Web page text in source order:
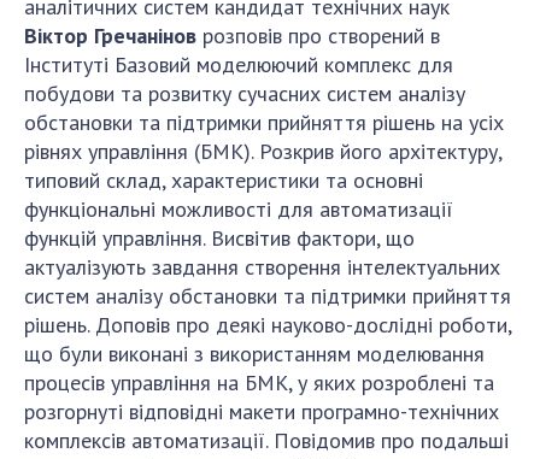
аналітичних систем кандидат технічних наук
Віктор Гречанінов розповів про створений в
Інституті Базовий моделюючий комплекс для
побудови та розвитку сучасних систем аналізу
обстановки та підтримки прийняття рішень на усіх
рівнях управління (БМК). Розкрив його архітектуру,
типовий склад, характеристики та основні
функціональні можливості для автоматизації
функцій управління. Висвітив фактори, що
актуалізують завдання створення інтелектуальних
систем аналізу обстановки та підтримки прийняття
рішень. Доповів про деякі науково-дослідні роботи,
що були виконані з використанням моделювання
процесів управління на БМК, у яких розроблені та
розгорнуті відповідні макети програмно-технічних
комплексів автоматизації. Повідомив про подальші